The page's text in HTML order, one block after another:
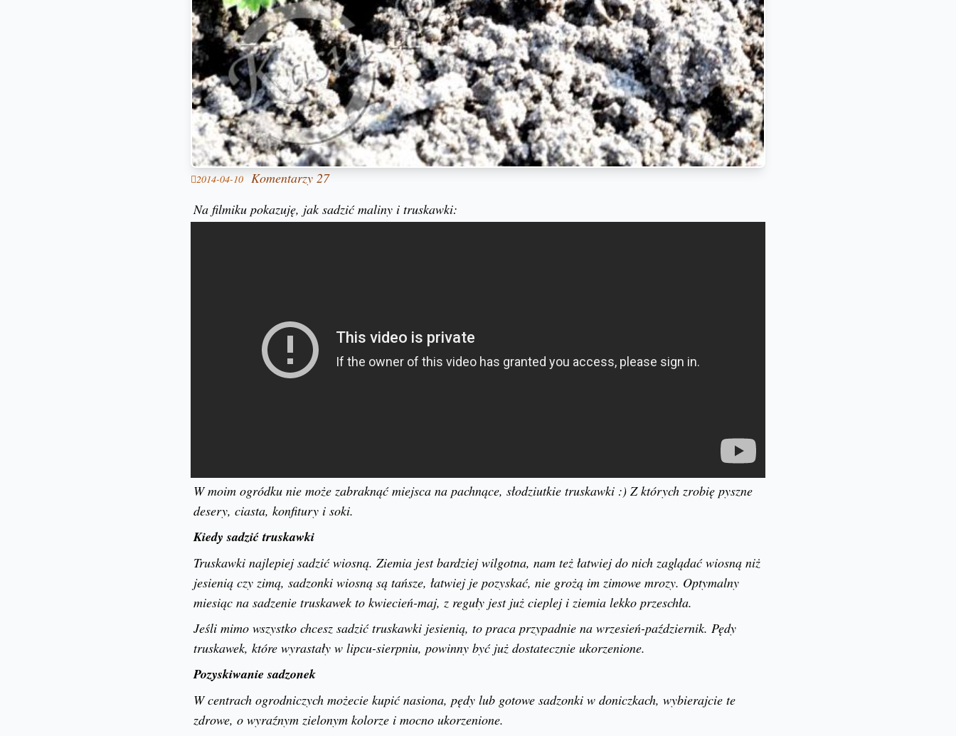
2014-04-10 Komentarzy 27
Na filmiku pokazuję, jak sadzić maliny i truskawki:
W moim ogródku nie może zabraknąć miejsca na pachnące, słodziutkie truskawki :) Z których zrobię pyszne
desery, ciasta, konfitury i soki.
Kiedy sadzić truskawki
Truskawki najlepiej sadzić wiosną. Ziemia jest bardziej wilgotna, nam też łatwiej do nich zaglądać wiosną niż
jesienią czy zimą, sadzonki wiosną są tańsze, łatwiej je pozyskać, nie grożą im zimowe mrozy. Optymalny
miesiąc na sadzenie truskawek to kwiecień-maj, z reguły jest już cieplej i ziemia lekko przeschła.
Jeśli mimo wszystko chcesz sadzić truskawki jesienią, to praca przypadnie na wrzesień-październik. Pędy
truskawek, które wyrastały w lipcu-sierpniu, powinny być już dostatecznie ukorzenione.
Pozyskiwanie sadzonek
W centrach ogrodniczych możecie kupić nasiona, pędy lub gotowe sadzonki w doniczkach, wybierajcie te
zdrowe, o wyraźnym zielonym kolorze i mocno ukorzenione.